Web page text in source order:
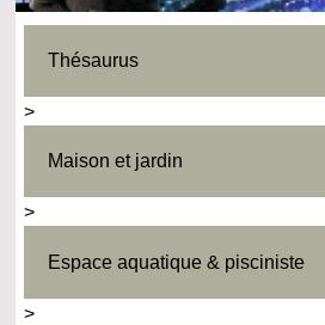
Thésaurus
>
Maison et jardin
>
Espace aquatique & pisciniste
>